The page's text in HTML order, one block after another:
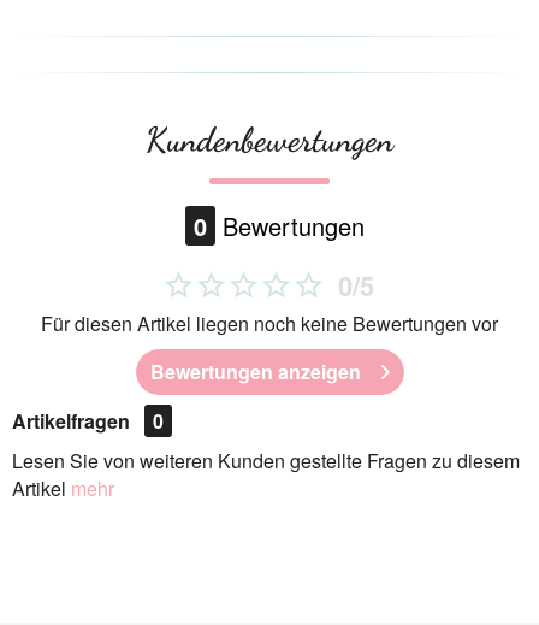
Kundenbewertungen
0 Bewertungen
0/5
Für diesen Artikel liegen noch keine Bewertungen vor
Bewertungen anzeigen
Artikelfragen
0
Lesen Sie von weiteren Kunden gestellte Fragen zu diesem
Artikel mehr